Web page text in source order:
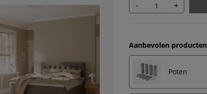
- +
Aanbevolen producten
Poten